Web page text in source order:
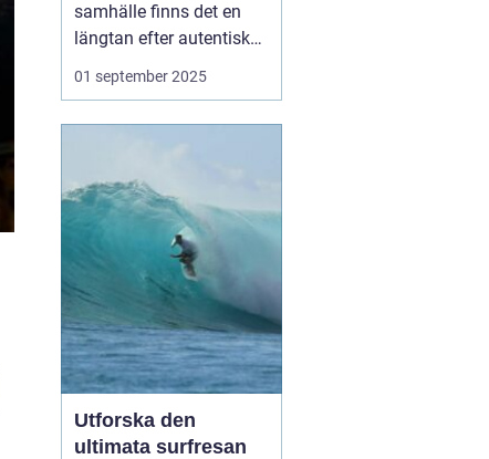
samhälle finns det en
längtan efter autentiska
och minnesvärda
reseupplevelser som går
för många resenärer so...
01 september 2025
Utforska den
ultimata surfresan